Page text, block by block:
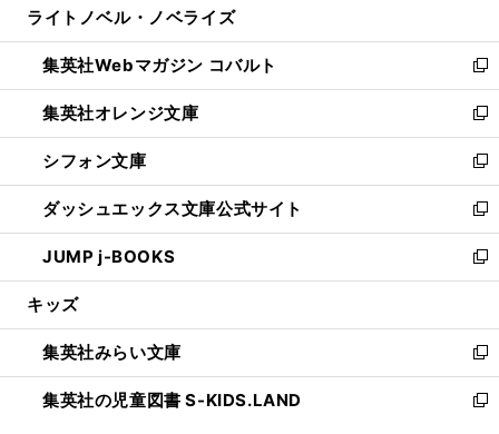
開
く
ウ
で
開
く
ン
ド
ウ
で
開
く
ウ
ィ
ン
ド
ウ
で
開
く
ライトノベル・ノベライズ
集英社Webマガジン コバルト
新
し
い
ウ
ィ
ン
ド
ウ
で
開
集英社オレンジ文庫
新
し
い
ウ
ィ
ン
ド
ウ
開
く
シフォン文庫
新
し
い
ウ
ィ
ン
ウ
で
開
く
ダッシュエックス文庫公式サイト
新
し
い
ウ
ン
ド
ウ
で
JUMP j-BOOKS
新
し
ウ
ィ
ン
ド
キッズ
集英社みらい文庫
新
し
い
集英社の児童図書 S-KIDS.LAND
新